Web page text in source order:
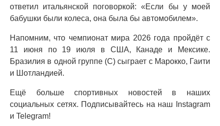
ответил итальянской поговоркой: «Если бы у моей
бабушки были колеса, она была бы автомобилем».
Напомним, что чемпионат мира 2026 года пройдёт с
11 июня по 19 июля в США, Канаде и Мексике.
Бразилия в одной группе (С) сыграет с Марокко, Гаити
и Шотландией.
Ещё больше спортивных новостей в наших
социальных сетях. Подписывайтесь на наш Instagram
и Telegram!